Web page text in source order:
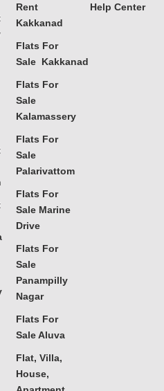
Rent
Kakkanad
Flats For
Sale Kakkanad
Flats For
Sale
Kalamassery
Flats For
Sale
Palarivattom
Flats For
Sale Marine
Drive
Flats For
Sale
Panampilly
Nagar
Flats For
Sale Aluva
Flat, Villa,
House,
Help Center